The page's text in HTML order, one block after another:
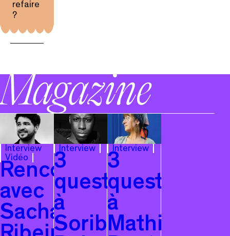
refaire
?
Magazine
Interview
Vidéo
Rencontre
avec
Sacha
Interview
3
questions
à
Soriba
Interview
3
questions
à
Mathilde